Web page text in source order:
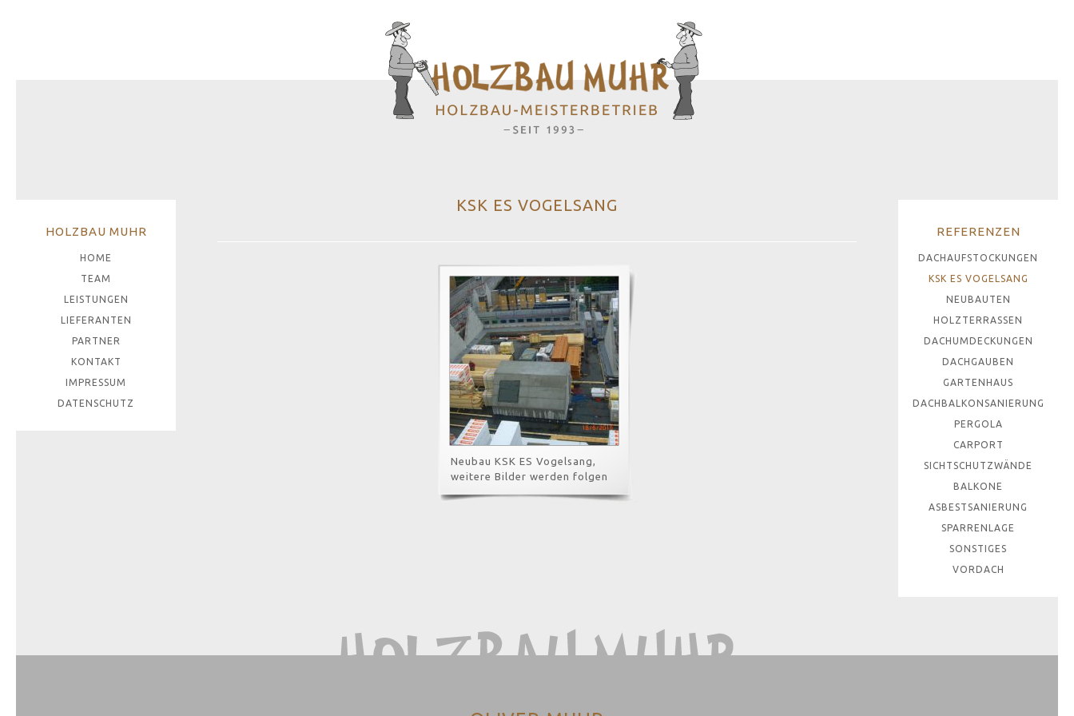
REFERENZEN
DACHAUFSTOCKUNGEN
KSK ES VOGELSANG
NEUBAUTEN
HOLZTERRASSEN
DACHUMDECKUNGEN
DACHGAUBEN
GARTENHAUS
DACHBALKONSANIERUNG
PERGOLA
CARPORT
SICHTSCHUTZWÄNDE
BALKONE
ASBESTSANIERUNG
SPARRENLAGE
SONSTIGES
VORDACH
HOLZBAU MUHR
HOME
TEAM
LEISTUNGEN
LIEFERANTEN
PARTNER
KONTAKT
IMPRESSUM
DATENSCHUTZ
KSK ES VOGELSANG
Neubau KSK ES Vogelsang,
weitere Bilder werden folgen